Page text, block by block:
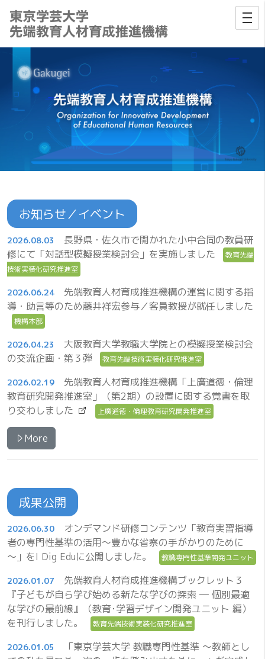
お知らせ／イベント
2026.08.03
長野県・佐久市で開かれた小中合同の教員研
修にて「対話型模擬授業検討会」を実施しました
教育先端
技術実装化研究推進室
2026.06.24
先端教育人材育成推進機構の運営に関する指
導・助言等のため藤井祥宏参与／客員教授が就任しました
機構本部
2026.04.23
大阪教育大学教職大学院との模擬授業検討会
の交流企画・第３弾
教育先端技術実装化研究推進室
2026.02.19
先端教育人材育成推進機構「上廣道徳・倫理
教育研究開発推進室」（第2期）の設置に関する覚書を取
り交わしました
上廣道徳・倫理教育研究開発推進室
More
成果公開
2026.06.30
オンデマンド研修コンテンツ「教育実習指導
者の専門性基準の活用～豊かな省察の手がかりのために
～」をI Dig Eduに公開しました。
教職専門性基準開発ユニット
2026.01.07
先端教育人材育成推進機構ブックレット３
『子どもが自ら学び始める新たな学びの探索 ― 個別最適
な学びの最前線』（教育･学習デザイン開発ユニット 編）
を刊行しました。
教育先端技術実装化研究推進室
2026.01.05
「東京学芸大学 教職専門性基準 ～教師とし